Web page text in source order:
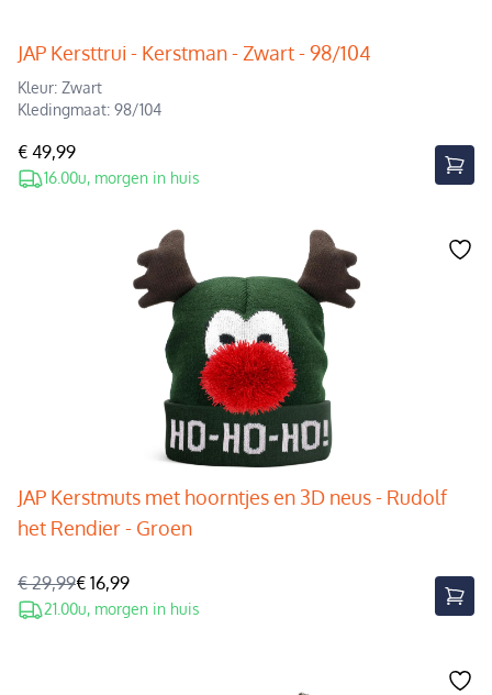
JAP Kersttrui - Kerstman - Zwart - 98/104
Kleur: Zwart
Kledingmaat: 98/104
€ 49,99
16.00u, morgen in huis
JAP Kerstmuts met hoorntjes en 3D neus - Rudolf
het Rendier - Groen
€ 29,99€ 16,99
21.00u, morgen in huis